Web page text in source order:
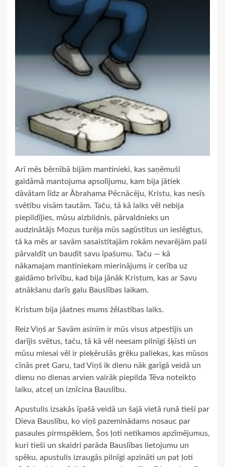
Arī mēs bērnībā bijām mantinieki, kas saņēmuši
gaidāmā mantojuma apsolījumu, kam bija jātiek
dāvātam līdz ar Ābrahama Pēcnācēju, Kristu, kas nesīs
svētību visām tautām. Taču, tā kā laiks vēl nebija
piepildījies, mūsu aizbildnis, pārvaldnieks un
audzinātājs Mozus turēja mūs sagūstītus un ieslēgtus,
tā ka mēs ar savām sasaistītajām rokām nevarējām paši
pārvaldīt un baudīt savu īpašumu. Taču — kā
nākamajam mantiniekam mierinājums ir cerība uz
gaidāmo brīvību, kad bija jānāk Kristum, kas ar Savu
atnākšanu darīs galu Bauslības laikam.
Kristum bija jāatnes mums žēlastības laiks.
Reiz Viņš ar Savām asinīm ir mūs visus atpestījis un
darījis svētus, taču, tā kā vēl neesam pilnīgi šķīsti un
mūsu miesai vēl ir pieķērušās grēku paliekas, kas mūsos
cīnās pret Garu, tad Viņš ik dienu nāk garīgā veidā un
dienu no dienas arvien vairāk piepilda Tēva noteikto
laiku, atceļ un iznīcina Bauslību.
Apustulis izsakās īpašā veidā un šajā vietā runā tieši par
Dieva Bauslību, ko viņš pazeminādams nosauc par
pasaules pirmspēkiem, Šos ļoti netīkamos apzīmējumus,
kuri tieši un skaidri parāda Bauslības lietojumu un
spēku, apustulis izraugās pilnīgi apzināti un pat ļoti